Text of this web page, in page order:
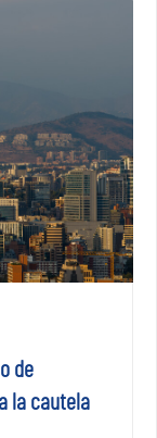
de
la cautela